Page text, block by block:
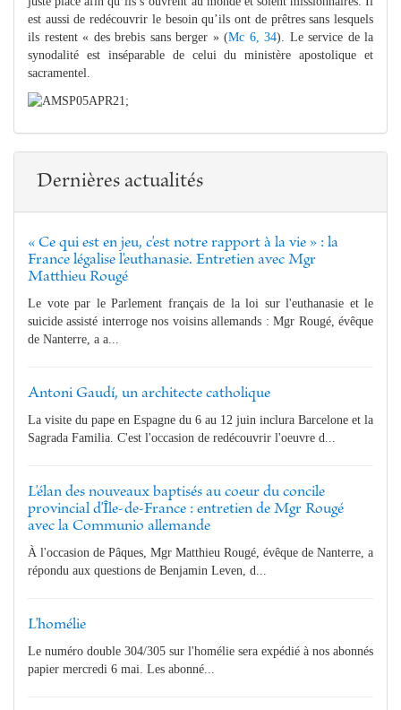
est aussi de redécouvrir le besoin qu’ils ont de prêtres sans lesquels
ils restent « des brebis sans berger » (Mc 6, 34). Le service de la
synodalité est inséparable de celui du ministère apostolique et
sacramentel.
Dernières actualités
« Ce qui est en jeu, c'est notre rapport à la vie » : la
France légalise l'euthanasie. Entretien avec Mgr
Matthieu Rougé
Le vote par le Parlement français de la loi sur l'euthanasie et le
suicide assisté interroge nos voisins allemands : Mgr Rougé, évêque
de Nanterre, a a...
Antoni Gaudí, un architecte catholique
La visite du pape en Espagne du 6 au 12 juin inclura Barcelone et la
Sagrada Familia. C'est l'occasion de redécouvrir l'oeuvre d...
L'élan des nouveaux baptisés au coeur du concile
provincial d'Île-de-France : entretien de Mgr Rougé
avec la Communio allemande
À l'occasion de Pâques, Mgr Matthieu Rougé, évêque de Nanterre, a
répondu aux questions de Benjamin Leven, d...
L'homélie
Le numéro double 304/305 sur l'homélie sera expédié à nos abonnés
papier mercredi 6 mai. Les abonné...